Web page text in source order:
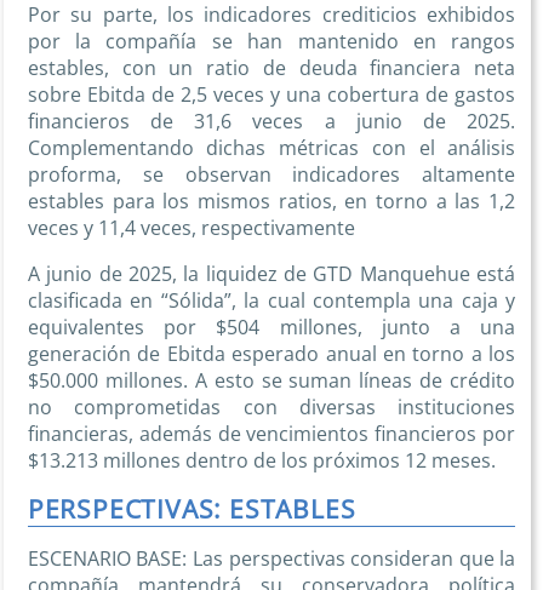
Por su parte, los indicadores crediticios exhibidos
por la compañía se han mantenido en rangos
estables, con un ratio de deuda financiera neta
sobre Ebitda de 2,5 veces y una cobertura de gastos
financieros de 31,6 veces a junio de 2025.
Complementando dichas métricas con el análisis
proforma, se observan indicadores altamente
estables para los mismos ratios, en torno a las 1,2
veces y 11,4 veces, respectivamente
A junio de 2025, la liquidez de GTD Manquehue está
clasificada en “Sólida”, la cual contempla una caja y
equivalentes por $504 millones, junto a una
generación de Ebitda esperado anual en torno a los
$50.000 millones. A esto se suman líneas de crédito
no comprometidas con diversas instituciones
financieras, además de vencimientos financieros por
$13.213 millones dentro de los próximos 12 meses.
PERSPECTIVAS: ESTABLES
ESCENARIO BASE: Las perspectivas consideran que la